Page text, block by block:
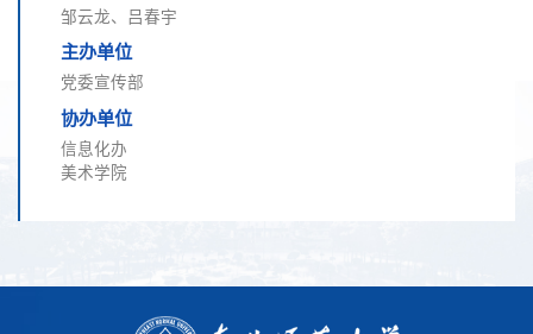
邹云龙、吕春宇
主办单位
党委宣传部
协办单位
信息化办
美术学院